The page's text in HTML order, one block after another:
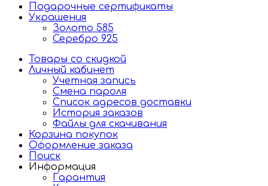
Подарочные сертификаты
Украшения
Золото 585
Серебро 925
Товары со скидкой
Личный кабинет
Учетная запись
Смена пароля
Список адресов доставки
История заказов
Файлы для скачивания
Корзина покупок
Оформление заказа
Поиск
Информация
Гарантия